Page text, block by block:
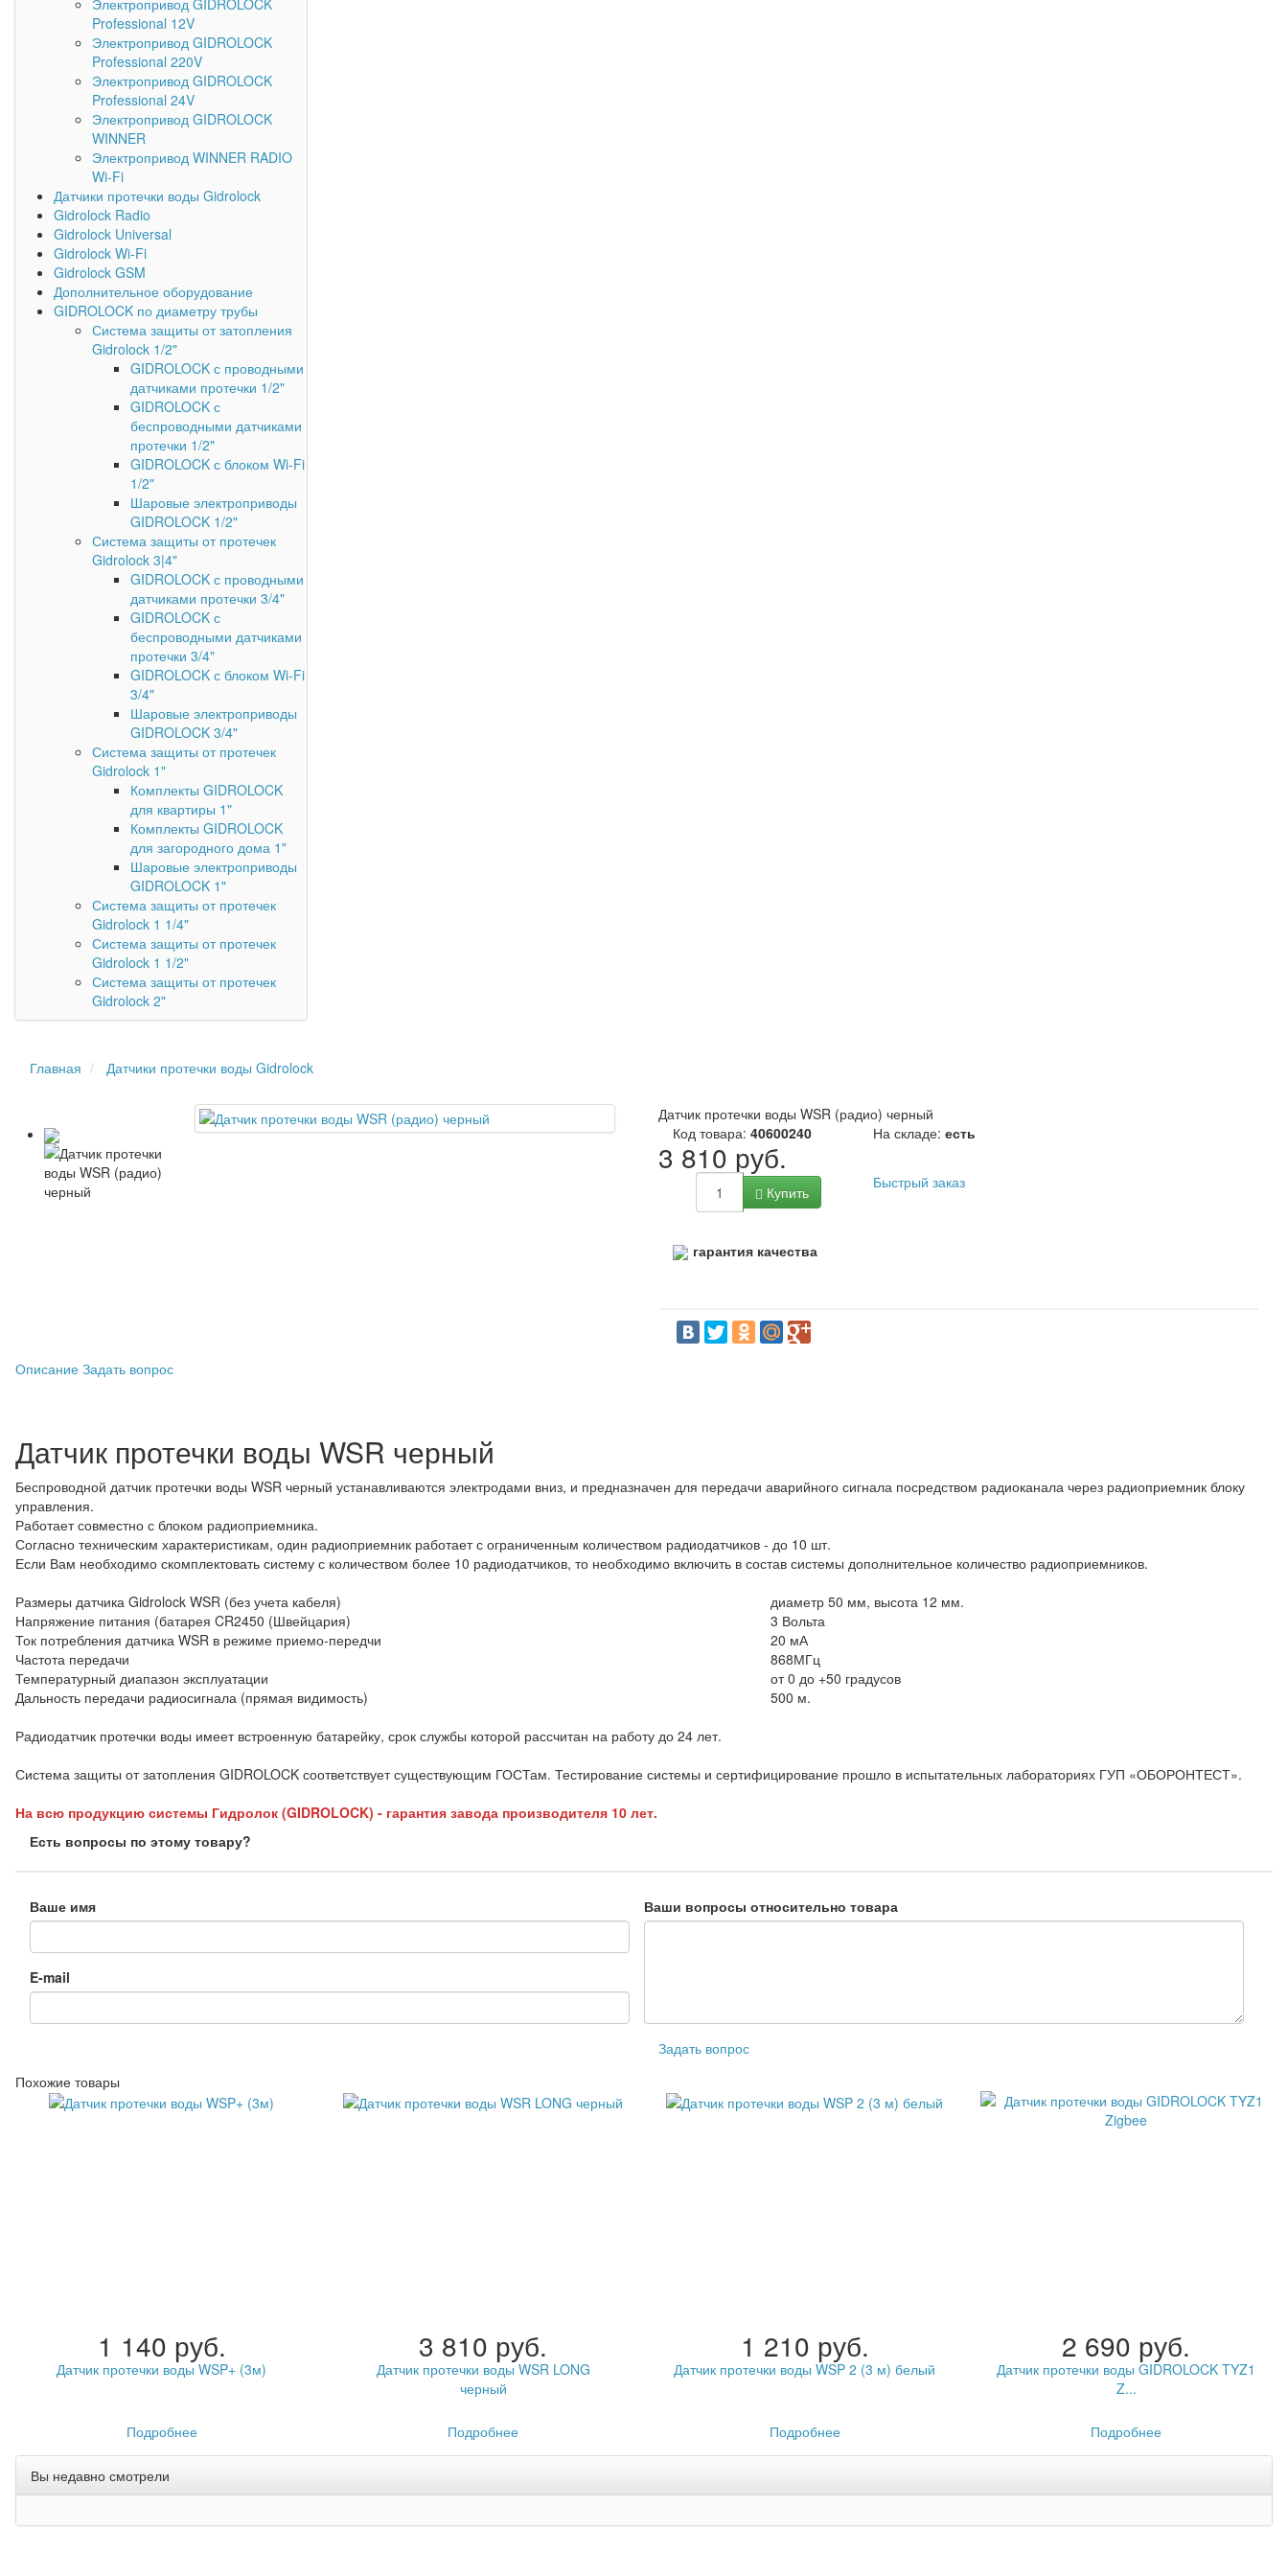
Электропривод GIDROLOCK
Professional 12V
Электропривод GIDROLOCK
Professional 220V
Электропривод GIDROLOCK
Professional 24V
Электропривод GIDROLOCK
WINNER
Электропривод WINNER RADIO
Wi-Fi
Датчики протечки воды Gidrolock
Gidrolock Radio
Gidrolock Universal
Gidrolock Wi-Fi
Gidrolock GSM
Дополнительное оборудование
GIDROLOCK по диаметру трубы
Система защиты от затопления
Gidrolock 1/2"
GIDROLOCK с проводными
датчиками протечки 1/2"
GIDROLOCK с
беспроводными датчиками
протечки 1/2"
GIDROLOCK с блоком Wi-Fi
1/2"
Шаровые электроприводы
GIDROLOCK 1/2"
Система защиты от протечек
Gidrolock 3|4"
GIDROLOCK с проводными
датчиками протечки 3/4"
GIDROLOCK с
беспроводными датчиками
протечки 3/4"
GIDROLOCK с блоком Wi-Fi
3/4"
Шаровые электроприводы
GIDROLOCK 3/4"
Система защиты от протечек
Gidrolock 1"
Комплекты GIDROLOCK
для квартиры 1"
Комплекты GIDROLOCK
для загородного дома 1"
Шаровые электроприводы
GIDROLOCK 1"
Система защиты от протечек
Gidrolock 1 1/4"
Система защиты от протечек
Gidrolock 1 1/2"
Система защиты от протечек
Gidrolock 2"
Главная Датчики протечки воды Gidrolock
Датчик протечки воды WSR (радио) черный
Код товара: 40600240 На складе: есть
3 810 руб.
Купить
Быстрый заказ
гарантия качества
Описание Задать вопрос
Датчик протечки воды WSR черный
Беспроводной датчик протечки воды WSR черный устанавливаются электродами вниз, и предназначен для передачи аварийного сигнала посредством радиоканала через радиоприемник блоку
управления.
Работает совместно с блоком радиоприемника.
Согласно техническим характеристикам, один радиоприемник работает с ограниченным количеством радиодатчиков - до 10 шт.
Если Вам необходимо скомплектовать систему с количеством более 10 радиодатчиков, то необходимо включить в состав системы дополнительное количество радиоприемников.
Размеры датчика Gidrolock WSR (без учета кабеля)
диаметр 50 мм, высота 12 мм.
Напряжение питания (батарея CR2450 (Швейцария)
3 Вольта
Ток потребления датчика WSR в режиме приемо-передчи
20 мА
Частота передачи
868МГц
Температурный диапазон эксплуатации
от 0 до +50 градусов
Дальность передачи радиосигнала (прямая видимость)
500 м.
Радиодатчик протечки воды имеет встроенную батарейку, срок службы которой рассчитан на работу до 24 лет.
Система защиты от затопления GIDROLOCK соответствует существующим ГОСТам. Тестирование системы и сертифицирование прошло в испытательных лабораториях ГУП «ОБОРОНТЕСТ».
На всю продукцию системы Гидролок (GIDROLOCK) - гарантия завода производителя 10 лет.
Есть вопросы по этому товару?
Ваше имя
E-mail
Ваши вопросы относительно товара
Задать вопрос
Похожие товары
1 140 руб.
Датчик протечки воды WSP+ (3м)
Подробнее
3 810 руб.
Датчик протечки воды WSR LONG
черный
Подробнее
1 210 руб.
Датчик протечки воды WSP 2 (3 м) белый
Подробнее
2 690 руб.
Датчик протечки воды GIDROLOCK TYZ1
Z...
Подробнее
Вы недавно смотрели